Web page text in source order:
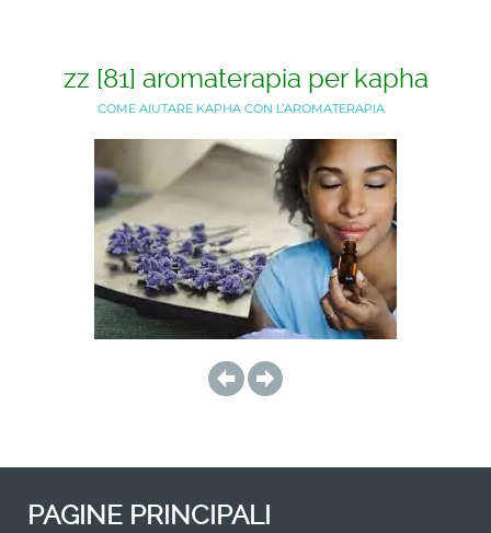
zz [81] aromaterapia per kapha
COME AIUTARE KAPHA CON L’AROMATERAPIA
PAGINE PRINCIPALI